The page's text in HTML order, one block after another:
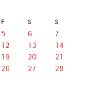
F S S
5 6
7
12 13
14
19 20
21
26 27
28